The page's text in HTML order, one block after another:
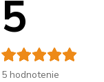
5
5 hodnotenie